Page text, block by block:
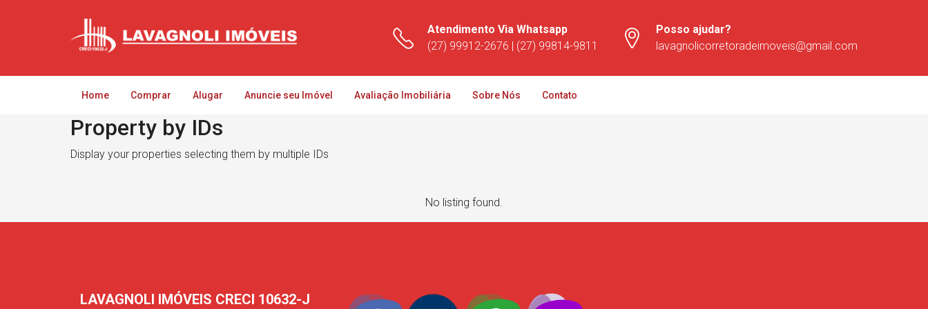
Atendimento Via Whatsapp
(27) 99912-2676 | (27) 99814-9811
Posso ajudar?
lavagnolicorretoradeimoveis@gmail.com
Home Comprar Alugar Anuncie seu Imóvel Avaliação Imobiliária Sobre Nós Contato
Property by IDs
Display your properties selecting them by multiple IDs
No listing found.
LAVAGNOLI IMÓVEIS CRECI 10632-J